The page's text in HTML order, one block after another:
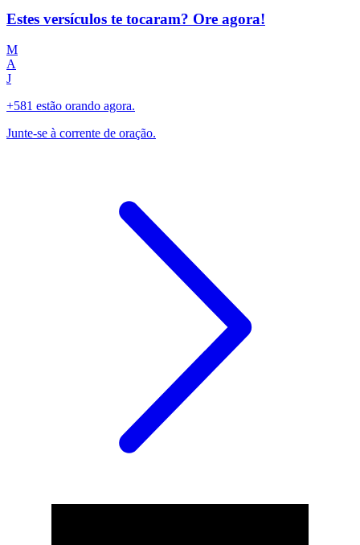
Estes versículos te tocaram? Ore agora!
M
A
J
+581 estão orando agora.
Junte-se à corrente de oração.